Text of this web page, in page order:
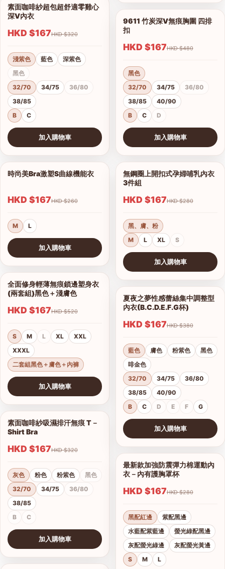
1/14
素面咖啡紗超包超舒適零雞心
深V內衣
HKD $167 HKD $320
淺紫色 藍色
深紫色
黑色
32/70
34/75
36/80
38/85
B
C
加入購物車
1/2
查看圖片
時尚美Bra激塑S曲線機能衣
HKD $167 HKD $260
M L
加入購物車
1/10
查看圖片
全面修身輕薄無痕鎖邊塑身衣
(兩套組)黑色＋淺膚色
HKD $167 HKD $520
S M L XL
XXL
XXXL
二套組黑色＋膚色＋內褲
加入購物車
1/17
查看圖片
素面咖啡紗吸濕排汗無痕 T－
Shirt Bra
HKD $167 HKD $320
灰色 粉色 粉紫色
黑色
32/70
34/75
36/80
38/85
B
C
加入購物車
查看圖片
1/7
9611 竹炭深V無痕胸圍 四排
扣
HKD $167 HKD $480
黑色
32/70
34/75
36/80
38/85
40/90
B
C D
加入購物車
1/3
查看圖片
無鋼圈上開扣式孕婦哺乳內衣
3件組
HKD $167 HKD $280
黑、膚、粉
M
L XL S
加入購物車
1/15
查看圖片
夏夜之夢性感蕾絲集中調整型
內衣(B.C.D.E.F.G杯)
HKD $167 HKD $380
藍色 膚色 粉紫色
黑色
啡金色
32/70
34/75
36/80
38/85
40/90
B
C D E F G
加入購物車
1/11
查看圖片
最新款加強防震彈力棉運動內
衣－內有護胸罩杯
HKD $167 HKD $280
黑配紅邊
紫配黑邊
水藍配紫藍邊
螢光綠配黑邊
灰配螢光綠邊
灰配螢光黃邊
S
M L
港澳中文